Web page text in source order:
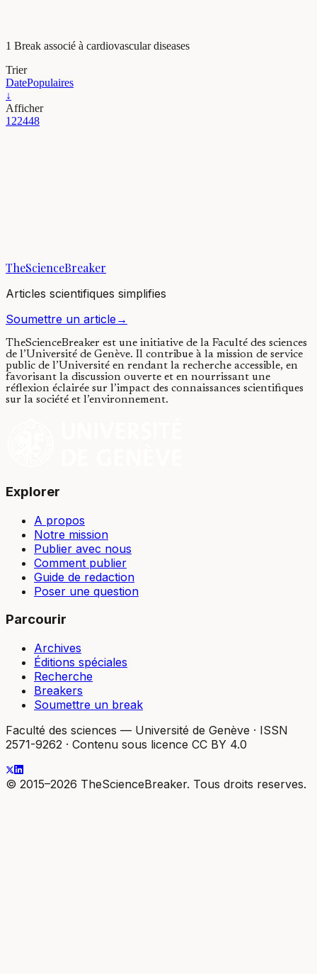
1 Break associé à cardiovascular diseases
Trier
DatePopulaires
↓
Afficher
122448
21/04/2023·3 min de lecture
TheScienceBreaker
Articles scientifiques simplifies
Soumettre un article→
TheScienceBreaker est une initiative de la Faculté des sciences
de l’Université de Genève. Il contribue à la mission de service
public de l’Université en rendant la recherche accessible, en
favorisant la discussion ouverte et en nourrissant une
réflexion éclairée sur l’impact des connaissances scientifiques
sur la société et l’environnement.
Explorer
A propos
Notre mission
Publier avec nous
Comment publier
Guide de redaction
Poser une question
Parcourir
Archives
Éditions spéciales
Recherche
Breakers
Soumettre un break
Faculté des sciences — Université de Genève · ISSN
2571-9262 · Contenu sous licence CC BY 4.0
© 2015–2026 TheScienceBreaker. Tous droits reserves.